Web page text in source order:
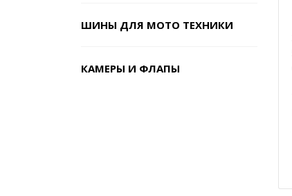
ШИНЫ ДЛЯ МОТО ТЕХНИКИ
КАМЕРЫ И ФЛАПЫ